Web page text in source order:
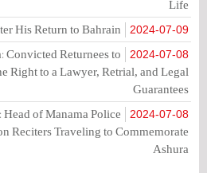
Life
2024-07-09
His Return to Bahrain
2024-07-08
Returnees to
Right to a Lawyer, Retrial, and Legal
Guarantees
2024-07-08
of Manama Police
Reciters Traveling to Commemorate
Ashura